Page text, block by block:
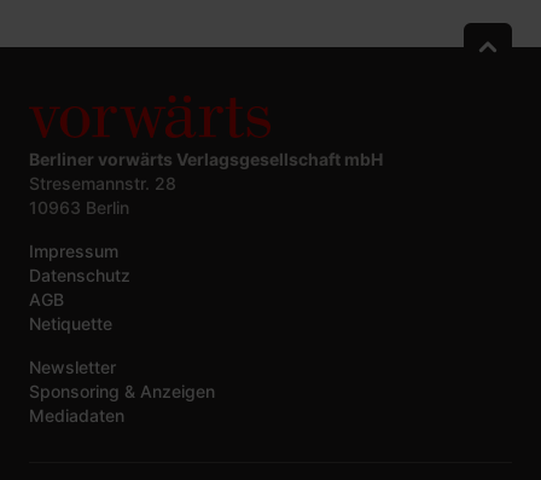
Berliner vorwärts Verlagsgesellschaft mbH
Stresemannstr. 28
10963 Berlin
Impressum
Datenschutz
AGB
Netiquette
Newsletter
Sponsoring & Anzeigen
Mediadaten